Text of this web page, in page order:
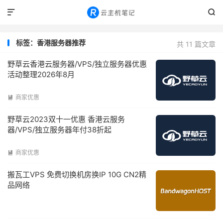


共 11 篇文章
标签：香港服务器推荐
野草云香港云服务器/VPS/独立服务器优惠
活动整理2026年8月
 商家优惠
野草云2023双十一优惠 香港云服务
器/VPS/独立服务器年付38折起
 商家优惠
搬瓦工VPS 免费切换机房换IP 10G CN2精
品网络